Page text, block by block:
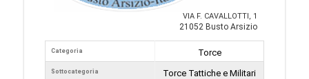
VIA F. CAVALLOTTI, 1
21052 Busto Arsizio
Categoria
Sottocategoria
Torce
Torce Tattiche e Militari